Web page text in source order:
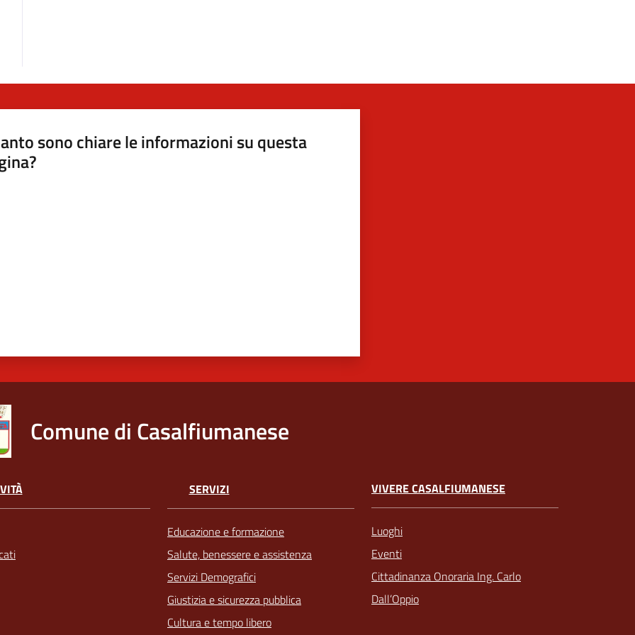
sono chiare le informazioni su questa
Comune di Casalfiumanese
SERVIZI
Educazione e formazione
Salute, benessere e assistenza
Servizi Demografici
Giustizia e sicurezza pubblica
Cultura e tempo libero
VIVERE CASALFIUMANESE
Luoghi
Eventi
Cittadinanza Onoraria Ing. Carlo
Dall’Oppio